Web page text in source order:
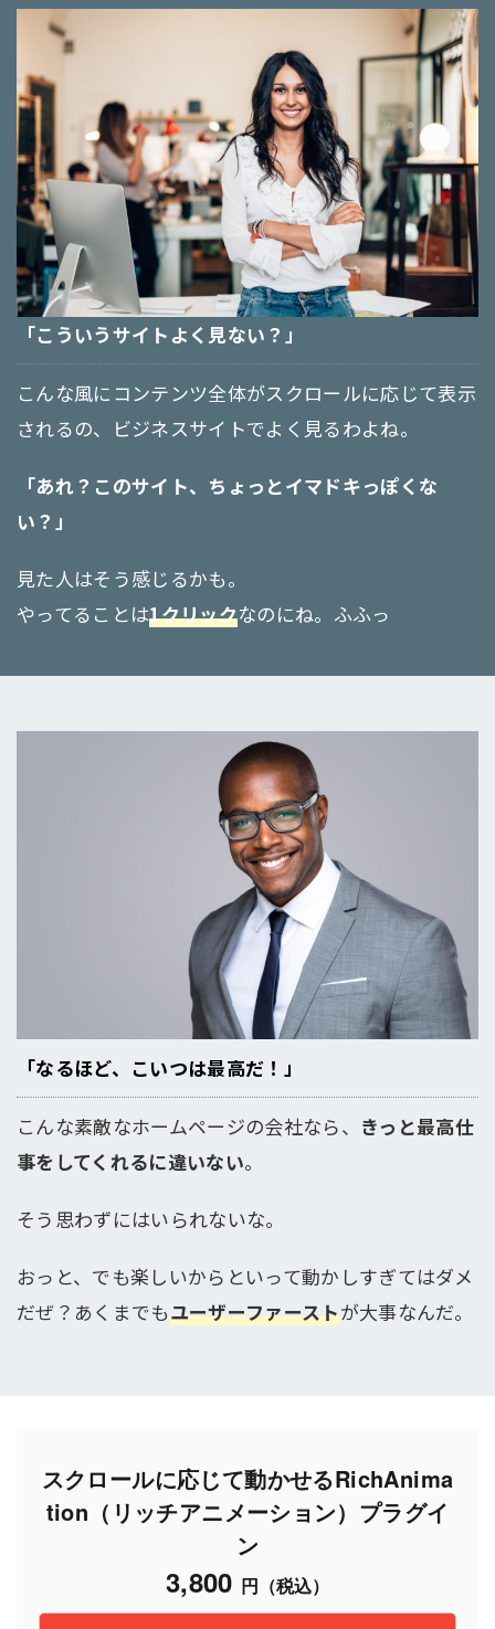
「こういうサイトよく見ない？」
こんな風にコンテンツ全体がスクロールに応じて表示
されるの、ビジネスサイトでよく見るわよね。
「あれ？このサイト、ちょっとイマドキっぽくな
い？」
見た人はそう感じるかも。
やってることは1クリックなのにね。ふふっ
「なるほど、こいつは最高だ！」
こんな素敵なホームページの会社なら、 きっと最高仕
事をしてくれるに違いない。
そう思わずにはいられないな。
おっと、でも楽しいからといって動かしすぎてはダメ
だぜ？あくまでもユーザーファーストが大事なんだ。
スクロールに応じて動かせるRichAnima
tion（リッチアニメーション）プラグイ
ン
3,800 円（税込）